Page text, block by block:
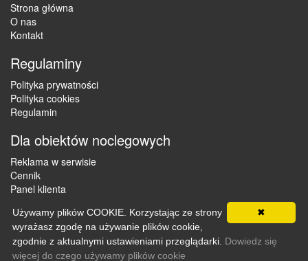
Strona główna
O nas
Kontakt
Regulaminy
Polityka prywatności
Polityka cookies
Regulamin
Dla obiektów noclegowych
Reklama w serwisie
Cennik
Panel klienta
Copyright © 2012 - 2026 ZaklepNocleg.pl. Wszystkie prawa
zastrzeżone
✖
Używamy plików COOKIE. Korzystając ze strony
wyrażasz zgodę na używanie plików cookie,
zgodnie z aktualnymi ustawieniami przeglądarki. Dowiedz się
więcej do czego używamy plików cookie